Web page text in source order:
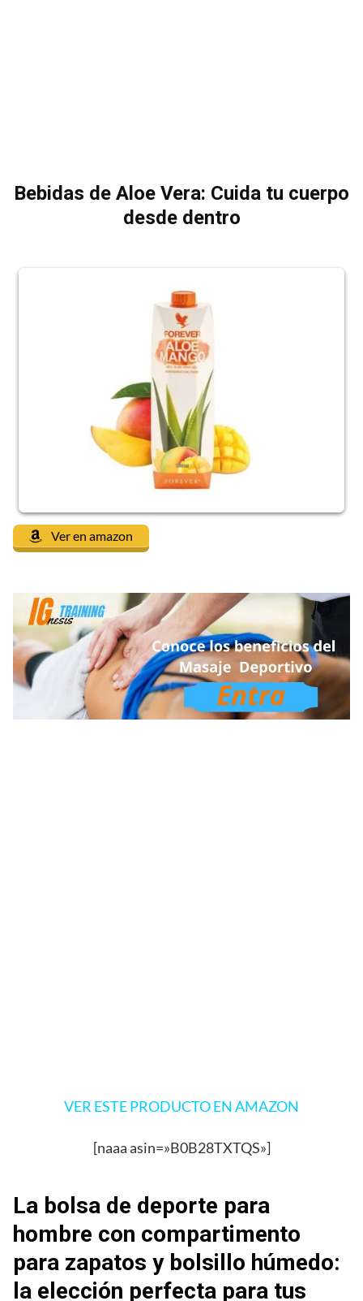
Bebidas de Aloe Vera: Cuida tu cuerpo
desde dentro
Ver en amazon
VER ESTE PRODUCTO EN AMAZON
[naaa asin=»B0B28TXTQS»]
La bolsa de deporte para
hombre con compartimento
para zapatos y bolsillo húmedo:
la elección perfecta para tus